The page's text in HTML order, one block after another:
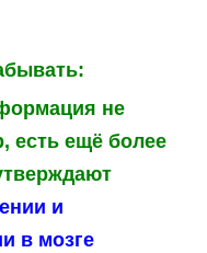
не
есть ещё более
и
в мозге